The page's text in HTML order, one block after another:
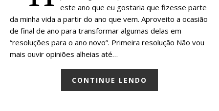
este ano que eu gostaria que fizesse parte
da minha vida a partir do ano que vem. Aproveito a ocasião
de final de ano para transformar algumas delas em
“resoluções para o ano novo”. Primeira resolução Não vou
mais ouvir opiniões alheias até…
CONTINUE LENDO